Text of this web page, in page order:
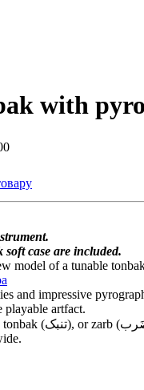
with
case are included.
model of a tunable
and impressive
playable artfact.